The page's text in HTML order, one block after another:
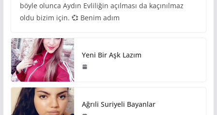
böyle olunca Aydın Evliliğin açılması da kaçınılmaz
oldu bizim için. 💞 Benim adım
Yeni Bir Aşk Lazım
Ağrıli Suriyeli Bayanlar